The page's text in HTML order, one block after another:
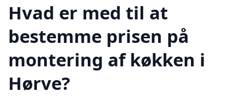
Hvad er med til at
bestemme prisen på
montering af køkken i
Hørve?